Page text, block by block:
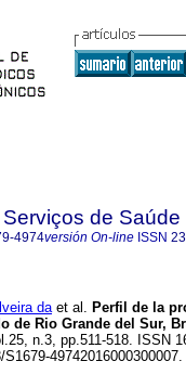
de Saúde
4974versión On-line ISSN
daet al. Perfil de la
de Rio Grande del Sur,
n.3, pp.511-518. ISSN
49742016000300007.